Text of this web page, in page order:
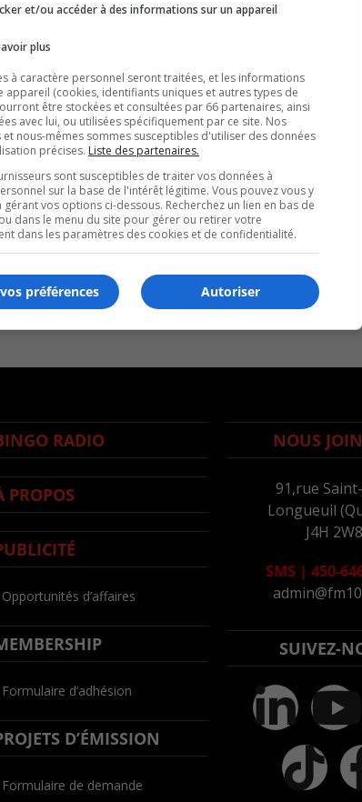
RADIO
PROPOS
d’affaires
d’adhésion
D’ÉMISSION
de demande
NOUS
91,rue
Longueuil
J4H 2W8
SMS | 450-
SUIVEZ-
et/ou accéder à des informations sur un appareil
plus
à caractère personnel seront traitées, et les informations
appareil (cookies, identifiants uniques et autres types de
être stockées et consultées par 66 partenaires, ainsi
avec lui, ou utilisées spécifiquement par ce site. Nos
nous-mêmes sommes susceptibles d'utiliser des données
précises. Liste des partenaires.
sont susceptibles de traiter vos données à
sur la base de l'intérêt légitime. Vous pouvez vous y
vos options ci-dessous. Recherchez un lien en bas de
dans le menu du site pour gérer ou retirer votre
dans les paramètres des cookies et de confidentialité.
Autoriser
préférences